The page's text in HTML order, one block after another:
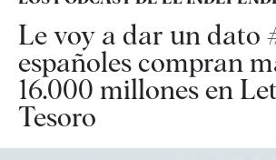
Le voy a dar un dato
españoles compran
16.000 millones en
Tesoro